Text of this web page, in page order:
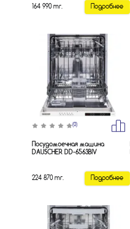
164 990 тг. Подробнее
(0)
Посудомоечная машина
DAUSCHER DD-6563BIV
224 870 тг. Подробнее